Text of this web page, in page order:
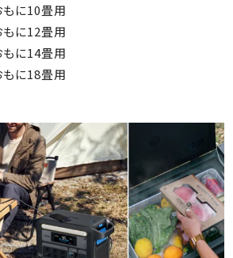
に10畳用
に12畳用
に14畳用
に18畳用